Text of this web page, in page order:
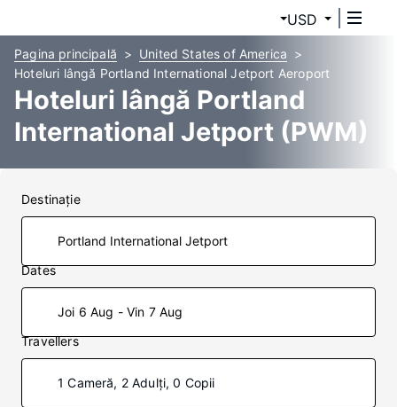
USD
Pagina principală
United States of America
Hoteluri lângă Portland International Jetport Aeroport
Hoteluri lângă Portland
International Jetport (PWM)
Destinaţie
Dates
Joi 6 Aug - Vin 7 Aug
Travellers
1 Cameră, 2 Adulți, 0 Copii